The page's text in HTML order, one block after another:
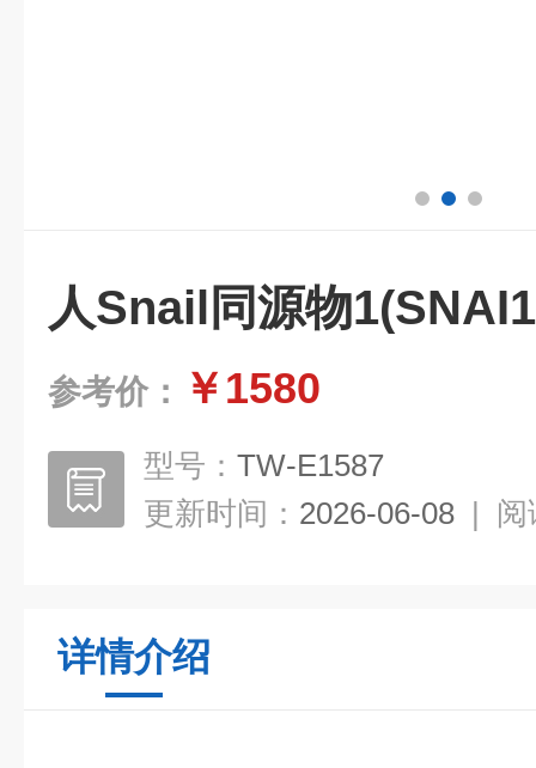
人Snail同源物
参考价： ￥1580
型号： TW-E1587
更新时间： 2026-06-08 | 阅
详情介绍